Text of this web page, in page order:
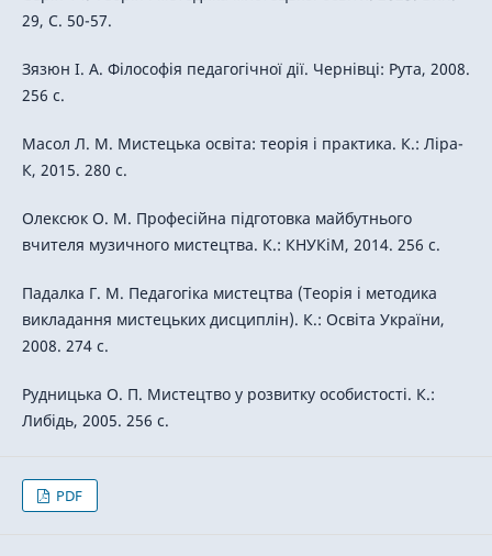
29, С. 50-57.
Зязюн І. А. Філософія педагогічної дії. Чернівці: Рута, 2008.
256 с.
Масол Л. М. Мистецька освіта: теорія і практика. К.: Ліра-
К, 2015. 280 с.
Олексюк О. М. Професійна підготовка майбутнього
вчителя музичного мистецтва. К.: КНУКіМ, 2014. 256 с.
Падалка Г. М. Педагогіка мистецтва (Теорія і методика
викладання мистецьких дисциплін). К.: Освіта України,
2008. 274 с.
Рудницька О. П. Мистецтво у розвитку особистості. К.:
Либідь, 2005. 256 с.
PDF